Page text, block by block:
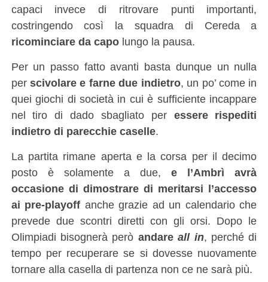
capaci invece di ritrovare punti importanti,
costringendo così la squadra di Cereda a
ricominciare da capolungo la pausa.
Per un passo fatto avanti basta dunque un nulla
perscivolare e farne due indietro, un po’ come in
quei giochi di società in cui è sufficiente incappare
nel tiro di dado sbagliato per essere rispediti
indietro di parecchie caselle.
La partita rimane aperta e la corsa per il decimo
posto è solamente a due,e l’Ambrì avrà
occasione di dimostrare di meritarsi l’accesso
ai pre-playoff anche grazie ad un calendario che
prevede due scontri diretti con gli orsi. Dopo le
Olimpiadi bisognerà però andareall in, perché di
tempo per recuperare se si dovesse nuovamente
tornare alla casella di partenza non ce ne sarà più.